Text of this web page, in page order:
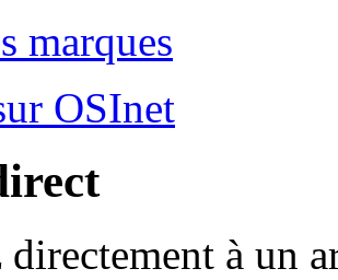
marques
OSInet
directement à un